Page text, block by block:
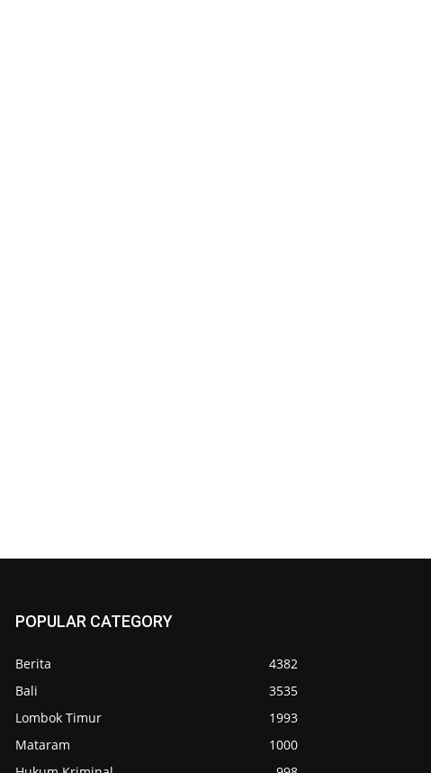
POPULAR CATEGORY
Berita
4382
Bali
3535
Lombok Timur
1993
Mataram
1000